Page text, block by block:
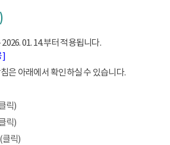
01. 14.부터 적용됩니다.
]
은 아래에서 확인하실 수 있습니다.
릭)
릭)
클릭)